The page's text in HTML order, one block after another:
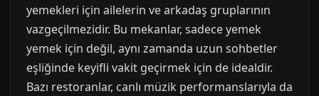
yemekleri için ailelerin ve arkadaş gruplarının
vazgeçilmezidir. Bu mekanlar, sadece yemek
yemek için değil, aynı zamanda uzun sohbetler
eşliğinde keyifli vakit geçirmek için de idealdir.
Bazı restoranlar, canlı müzik performanslarıyla da